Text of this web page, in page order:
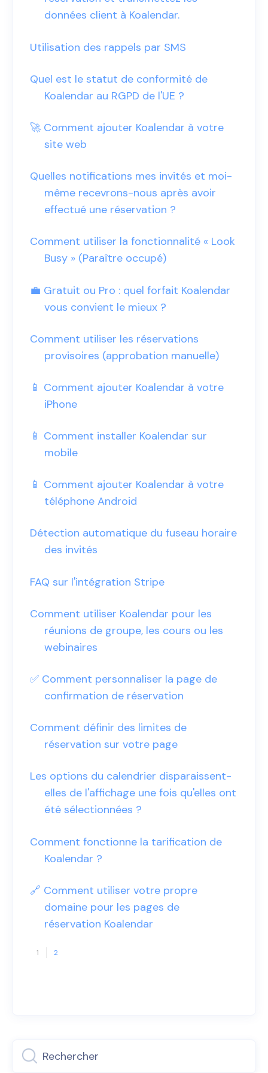
données client à Koalendar.
Utilisation des rappels par SMS
Quel est le statut de conformité de
Koalendar au RGPD de l'UE ?
🚀 Comment ajouter Koalendar à votre
site web
Quelles notifications mes invités et moi-
même recevrons-nous après avoir
effectué une réservation ?
Comment utiliser la fonctionnalité « Look
Busy » (Paraître occupé)
💼 Gratuit ou Pro : quel forfait Koalendar
vous convient le mieux ?
Comment utiliser les réservations
provisoires (approbation manuelle)
📱 Comment ajouter Koalendar à votre
iPhone
📱 Comment installer Koalendar sur
mobile
📱 Comment ajouter Koalendar à votre
téléphone Android
Détection automatique du fuseau horaire
des invités
FAQ sur l'intégration Stripe
Comment utiliser Koalendar pour les
réunions de groupe, les cours ou les
webinaires
✅ Comment personnaliser la page de
confirmation de réservation
Comment définir des limites de
réservation sur votre page
Les options du calendrier disparaissent-
elles de l'affichage une fois qu'elles ont
été sélectionnées ?
Comment fonctionne la tarification de
Koalendar ?
🔗 Comment utiliser votre propre
domaine pour les pages de
réservation Koalendar
1 2